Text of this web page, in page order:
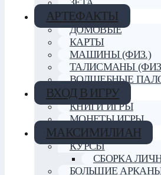
АРТЕФАКТЫ
ДОМОВЫЕ
КАРТЫ
МАШИНЫ (ФИЗ.)
ТАЛИСМАНЫ
ВОЛШЕБНЫЕ
ВХОД В ИГРУ
КНИГИ ИГРЫ
МОНЕТЫ ИГРЫ
МАКСИМИЛИАН
КУРСЫ
СБОРКА
БОЛЬШИЕ